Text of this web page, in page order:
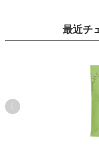
最近チ